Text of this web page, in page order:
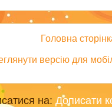
Головна
версію для
на: Дописати